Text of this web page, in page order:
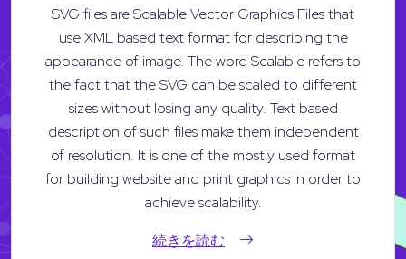
SVG files are Scalable Vector Graphics Files that
use XML based text format for describing the
appearance of image. The word Scalable refers to
the fact that the SVG can be scaled to different
sizes without losing any quality. Text based
description of such files make them independent
of resolution. It is one of the mostly used format
for building website and print graphics in order to
achieve scalability.
続きを読む